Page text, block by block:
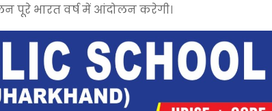
पूरे भारत वर्ष में आंदोलन करेगी।